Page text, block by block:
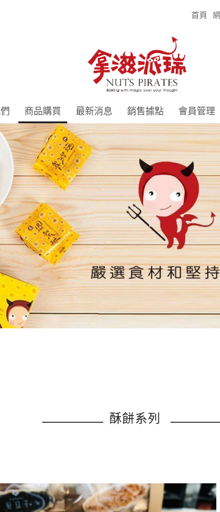
首頁
商品購買 最新消息 銷售據點 會員管理
酥餅系列